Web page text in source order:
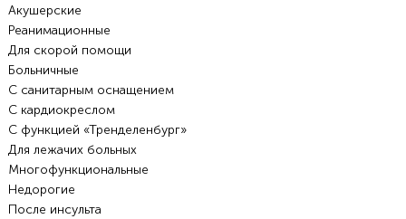
Акушерские
Реанимационные
Для скорой помощи
Больничные
С санитарным оснащением
С кардиокреслом
С функцией «Тренделенбург»
Для лежачих больных
Многофункциональные
Недорогие
После инсульта